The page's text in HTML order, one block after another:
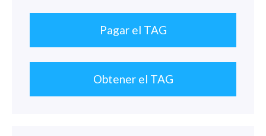
Pagar el TAG
Obtener el TAG